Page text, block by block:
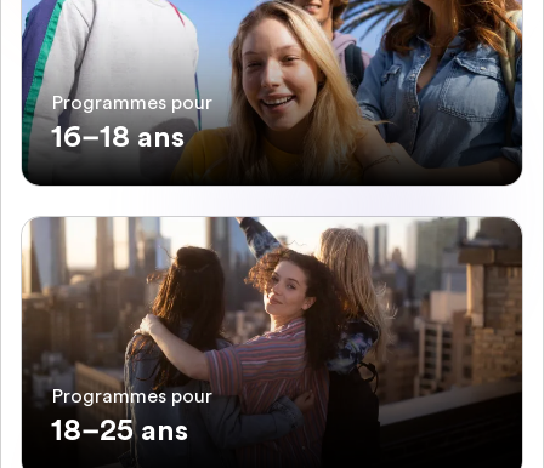
Programmes pour
16–18 ans
Programmes pour
18–25 ans